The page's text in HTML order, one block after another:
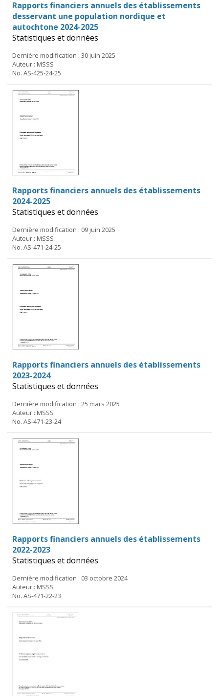
Rapports financiers annuels des établissements
desservant une population nordique et
autochtone 2024-2025
Statistiques et données
Dernière modification : 30 juin 2025
Auteur : MSSS
No. AS-425-24-25
Rapports financiers annuels des établissements
2024-2025
Statistiques et données
Dernière modification : 09 juin 2025
Auteur : MSSS
No. AS-471-24-25
Rapports financiers annuels des établissements
2023-2024
Statistiques et données
Dernière modification : 25 mars 2025
Auteur : MSSS
No. AS-471-23-24
Rapports financiers annuels des établissements
2022-2023
Statistiques et données
Dernière modification : 03 octobre 2024
Auteur : MSSS
No. AS-471-22-23